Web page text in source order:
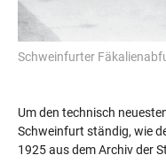
Schweinfurter
Um den technisch
Schweinfurt ständig, wie
1925 aus dem Archiv der